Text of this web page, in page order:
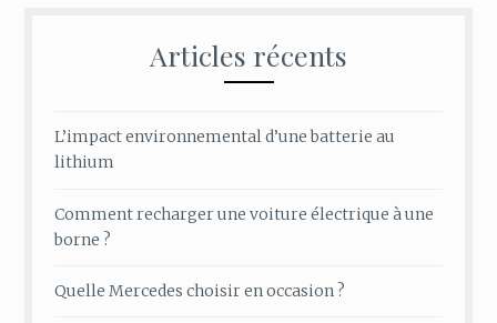
Articles récents
L’impact environnemental d’une batterie au
lithium
Comment recharger une voiture électrique à une
borne ?
Quelle Mercedes choisir en occasion ?